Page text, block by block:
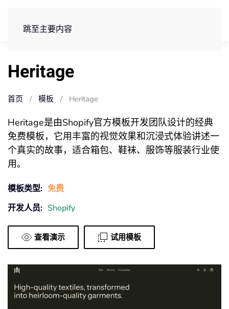
跳至主要内容
Heritage
首页 模板 Heritage
Heritage是由Shopify官方模板开发团队设计的经典
免费模板，它用丰富的视觉效果和沉浸式体验讲述一
个真实的故事，适合箱包、鞋袜、服饰等服装行业使
用。
模板类型: 免费
开发人员: Shopify
查看演示 试用模板